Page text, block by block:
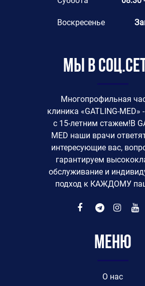
Воскресенье
Мы в
Многопрофильная
клиника «GATLING-MED»
с 15-летним стажем!В
MED наши врачи
интересующие вас,
гарантируем
обслуживание и
подход к КАЖДОМУ
Меню
O нас